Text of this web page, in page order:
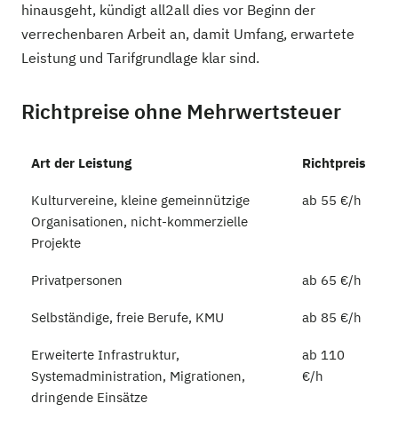
hinausgeht, kündigt all2all dies vor Beginn der
verrechenbaren Arbeit an, damit Umfang, erwartete
Leistung und Tarifgrundlage klar sind.
Richtpreise ohne Mehrwertsteuer
Art der Leistung Richtpreis
Kulturvereine, kleine gemeinnützige
Organisationen, nicht-kommerzielle
Projekte
ab 55 €/h
Privatpersonen ab 65 €/h
Selbständige, freie Berufe, KMU ab 85 €/h
Erweiterte Infrastruktur,
Systemadministration, Migrationen,
dringende Einsätze
ab 110
€/h